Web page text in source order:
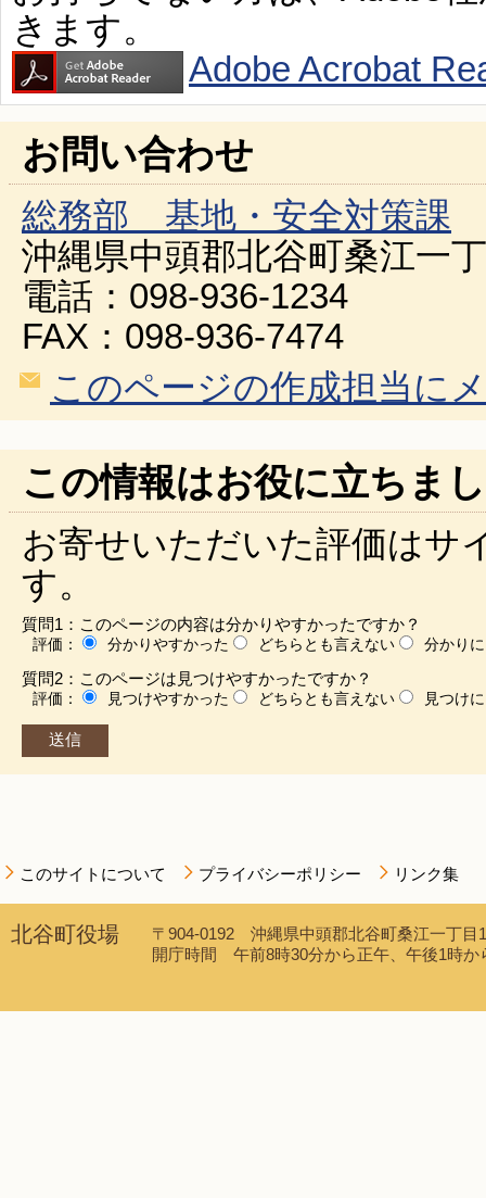
きます。
Adobe Acrobat
お問い合わせ
総務部 基地・安全対策課
沖縄県中頭郡北谷町桑江一
電話：098-936-1234
FAX：098-936-7474
このページの作成担当に
この情報はお役に立ちま
お寄せいただいた評価はサ
す。
質問1：このページの内容は分かりやすかったですか？
評価： 分かりやすかった どちらとも言えない 分かり
質問2：このページは見つけやすかったですか？
評価： 見つけやすかった どちらとも言えない 見つけ
このサイトについて プライバシーポリシー リンク集
北谷町役場
〒904-0192 沖縄県中頭郡北谷町桑江一丁
開庁時間 午前8時30分から正午、午後1時か